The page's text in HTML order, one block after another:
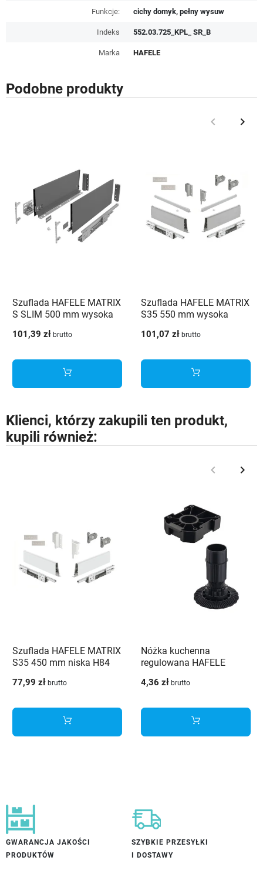
Funkcje: cichy domyk, pełny wysuw
Indeks 552.03.725_KPL_ SR_B
Marka HAFELE
Podobne produkty
Poprzedni
keyboard_arrow_left keyboard_arrow_right
Szuflada HAFELE MATRIX
S SLIM 500 mm wysoka
101,39 zł brutto
Szuflada HAFELE MATRIX
S35 550 mm wysoka
101,07 zł brutto
Klienci, którzy zakupili ten produkt,
kupili również:
Poprzedni
keyboard_arrow_left keyboard_arrow_right
Szuflada HAFELE MATRIX
S35 450 mm niska H84
77,99 zł brutto
Nóżka kuchenna
regulowana HAFELE
mocująca
4,36 zł brutto
GWARANCJA JAKOŚCI
PRODUKTÓW
SZYBKIE PRZESYŁKI
I DOSTAWY